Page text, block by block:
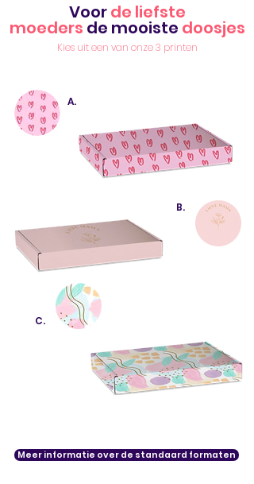
Voorde liefste
moeders de mooiste doosjes
Kies uit een van onze 3 printen
A.
B.
C.
Meer informatie over de standaard formaten